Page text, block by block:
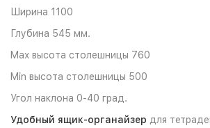
Ширина 1100
Глубина 545 мм.
Max высота столешницы 760
Min высота столешницы 500
Угол наклона 0-40 град.
Удобный ящик-органайзер для